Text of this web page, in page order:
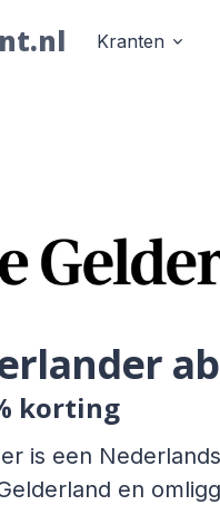
Kranten
korting
is een
en